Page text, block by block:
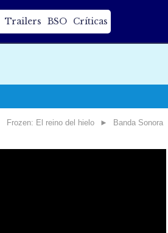
Trailers BSO Críticas
Frozen: El reino del hielo ► Banda Sonora